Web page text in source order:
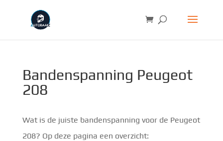
Bandenspanning Peugeot
208
Wat is de juiste bandenspanning voor de Peugeot
208? Op deze pagina een overzicht: